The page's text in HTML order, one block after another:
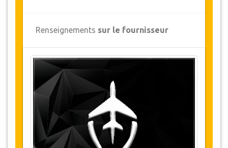
JazicoWorld offre pour les grands voyageurs,
15% de réduction sur les transferts
toute la Turquie et ce pendant une période de
12 mois, pour obtenir votre remise sur le
transfert, cliquez ci-dessus sur le bouton
Détails de la remise
Changements et Politique d'annulation
Les modifications de réservations peuvent
être possibles si l’avis est donné à temps.
Pour plus d'informations veuillez nous
Renseignements sur le fournisseur